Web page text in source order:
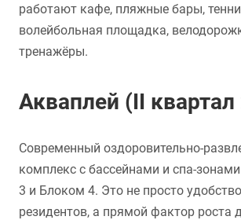
работают кафе, пляжные бары,
волейбольная площадка,
тренажёры.
Акваплей (II квартал
Современный оздоровительно-
комплекс с бассейнами и спа-
3 и Блоком 4. Это не просто
резидентов, а прямой фактор роста